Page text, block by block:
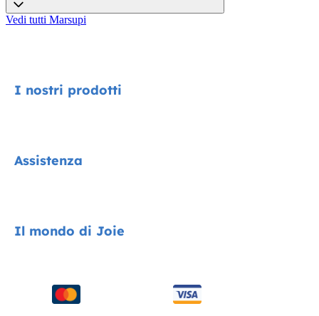
Vedi tutti Marsupi
I nostri prodotti
Seggiolini auto
Seggioloni
Assistenza
Spedizione e resi
Il mondo di Joie
Chi siamo